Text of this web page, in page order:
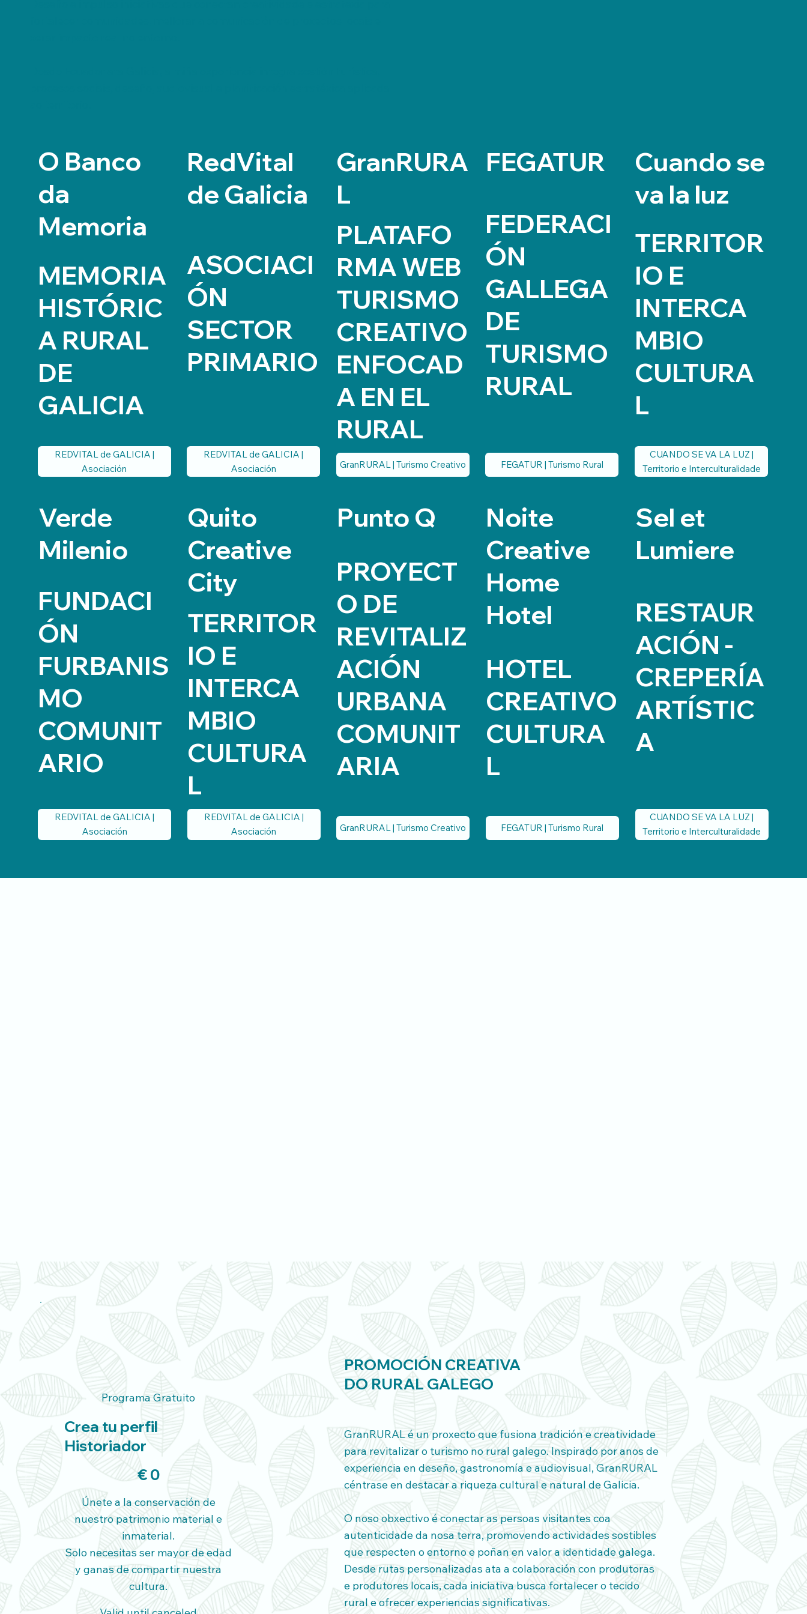
O Banco
da
Memoria
MEMORIA
HISTÓRIC
A RURAL
DE
GALICIA
REDVITAL de GALICIA |
Asociación
RedVital
de Galicia
ASOCIACI
ÓN
SECTOR
PRIMARIO
REDVITAL de GALICIA |
Asociación
GranRURA
L
PLATAFO
RMA WEB
TURISMO
CREATIVO
ENFOCAD
A EN EL
RURAL
GranRURAL | Turismo Creativo
FEGATUR
FEDERACI
ÓN
GALLEGA
DE
TURISMO
RURAL
FEGATUR | Turismo Rural
Cuando se
va la luz
TERRITOR
IO E
INTERCA
MBIO
CULTURA
L
CUANDO SE VA LA LUZ |
Territorio e Interculturalidade
Verde
Milenio
FUNDACI
ÓN
FURBANIS
MO
COMUNIT
ARIO
REDVITAL de GALICIA |
Asociación
Quito
Creative
City
TERRITOR
IO E
INTERCA
MBIO
CULTURA
L
REDVITAL de GALICIA |
Asociación
Punto Q
PROYECT
O DE
REVITALIZ
ACIÓN
URBANA
COMUNIT
ARIA
GranRURAL | Turismo Creativo
Noite
Creative
Home
Hotel
HOTEL
CREATIVO
CULTURA
L
FEGATUR | Turismo Rural
Sel et
Lumiere
RESTAUR
ACIÓN -
CREPERÍA
ARTÍSTIC
A
CUANDO SE VA LA LUZ |
Territorio e Interculturalidade
Programa Gratuito
Crea tu perfil
Historiador
€0
Únete a la conservación de
nuestro patrimonio material e
inmaterial.
Solo necesitas ser mayor de edad
y ganas de compartir nuestra
cultura.
GranRURAL
MEMORI
O BANC
PROMOCIÓN CREATIVA
DO RURAL GALEGO
GranRURAL é un proxecto que fusiona tradición e creatividade
para revitalizar o turismo no rural galego. Inspirado por anos de
experiencia en deseño, gastronomía e audiovisual, GranRURAL
céntrase en destacar a riqueza cultural e natural de Galicia.
O noso obxectivo é conectar as persoas visitantes coa
autenticidade da nosa terra, promovendo actividades sostibles
que respecten o entorno e poñan en valor a identidade galega.
Desde rutas personalizadas ata a colaboración con produtoras
e produtores locais, cada iniciativa busca fortalecer o tecido
rural e ofrecer experiencias significativas.